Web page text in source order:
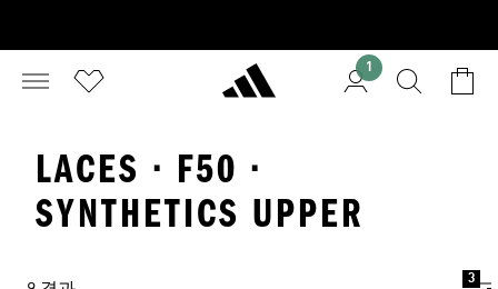
1
LACES · F50 ·
SYNTHETICS UPPER
3